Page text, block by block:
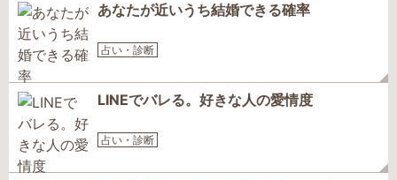
あなたが近いうち結婚できる確率
占い・診断
LINEでバレる。好きな人の愛情度
占い・診断